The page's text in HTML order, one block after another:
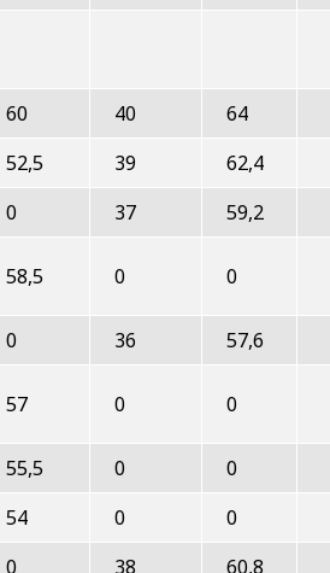
60 40
64
52,5 39
62,4
0 37 59,2
58,5 0 0
0 36 57,6
57 0 0
55,5 0
0
54 0
0
0 38 60,8